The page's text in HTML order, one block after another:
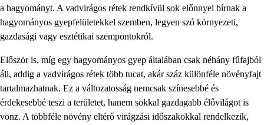
a hagyományt. A vadvirágos rétek rendkívül sok előnnyel bírnak a
hagyományos gyepfelületekkel szemben, legyen szó környezeti,
gazdasági vagy esztétikai szempontokról.
Először is, míg egy hagyományos gyep általában csak néhány fűfajból
áll, addig a vadvirágos rétek több tucat, akár száz különféle növényfajt
tartalmazhatnak. Ez a változatosság nemcsak színesebbé és
érdekesebbé teszi a területet, hanem sokkal gazdagabb élővilágot is
vonz. A többféle növény eltérő virágzási időszakokkal rendelkezik,